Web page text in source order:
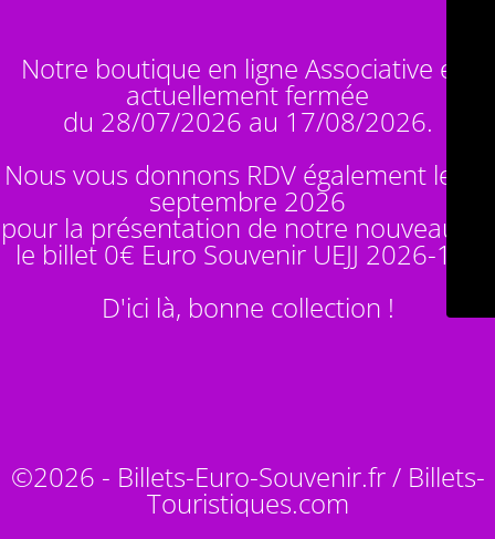
Notre boutique en ligne Associative est
actuellement fermée
du 28/07/2026 au 17/08/2026.
Nous vous donnons RDV également le 14
septembre 2026
pour la présentation de notre nouveauté :
le billet 0€ Euro Souvenir UEJJ 2026-10
D'ici là, bonne collection !
©2026 - Billets-Euro-Souvenir.fr / Billets-
Touristiques.com